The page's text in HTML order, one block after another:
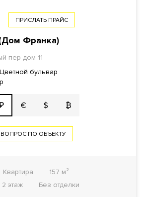
ПРИСЛАТЬ ПРАЙС
Франка)
пер дом 11
бульвар
€ $ ₿
ВОПРОС ПО ОБЪЕКТУ
Квартира
157 м²
2 этаж Без отделки